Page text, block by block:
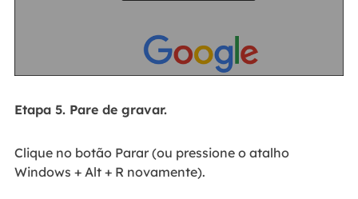
Etapa 5. Pare de gravar.
Clique no botão Parar (ou pressione o atalho
Windows + Alt + R novamente).